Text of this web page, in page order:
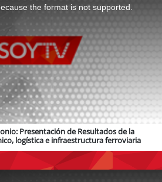
the format is not supported.
Presentación de Resultados de la
logística e infraestructura ferroviaria